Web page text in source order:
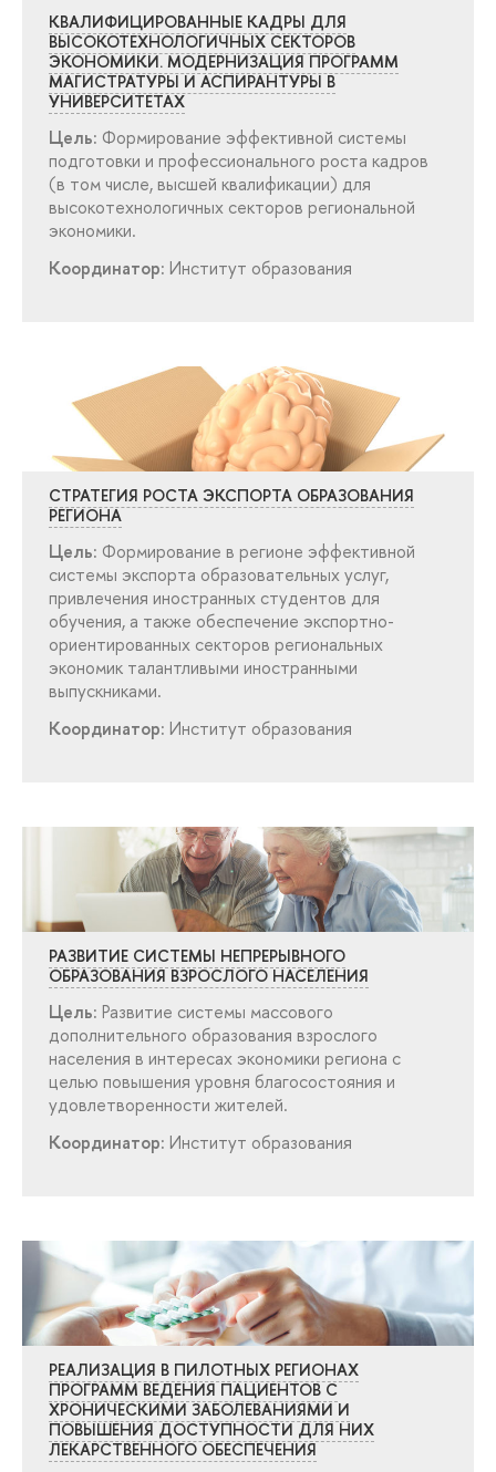
КВАЛИФИЦИРОВАННЫЕ КАДРЫ ДЛЯ
ЫСОКОТЕХНОЛОГИЧНЫХ СЕКТОРО
ЭКОНОМИКИ. МОДЕРНИЗАЦИЯ ПРОГРАММ
МАГИСТРАТУРЫ И АСПИРАНТУРЫ
УНИВЕРСИТЕТАХ
Цель: Формирование эффективной системы
подготовки и профессионального роста кадро
(в том числе, высшей квалификации) для
ысокотехнологичных секторов региональной
экономики.
Координатор: Институт образования
СТРАТЕГИЯ РОСТА ЭКСПОРТА ОБРАЗОВАНИЯ
РЕГИОНА
Цель: Формирование в регионе эффективной
системы экспорта образовательных услуг,
привлечения иностранных студентов для
обучения, а также обеспечение экспортно-
ориентированных секторов региональных
экономик талантливыми иностранными
ыпускниками.
Координатор: Институт образования
РАЗВИТИЕ СИСТЕМЫ НЕПРЕРЫВНОГО
ОБРАЗОВАНИЯ ВЗРОСЛОГО НАСЕЛЕНИЯ
Цель: Развитие системы массового
дополнительного образования взрослого
населения в интересах экономики региона с
целью повышения уровня благосостояния и
удовлетворенности жителей.
Координатор: Институт образования
РЕАЛИЗАЦИЯ В ПИЛОТНЫХ РЕГИОНАХ
ПРОГРАММ ВЕДЕНИЯ ПАЦИЕНТОВ С
ХРОНИЧЕСКИМИ ЗАБОЛЕВАНИЯМИ И
ПОВЫШЕНИЯ ДОСТУПНОСТИ ДЛЯ НИХ
ЛЕКАРСТВЕННОГО ОБЕСПЕЧЕНИЯ